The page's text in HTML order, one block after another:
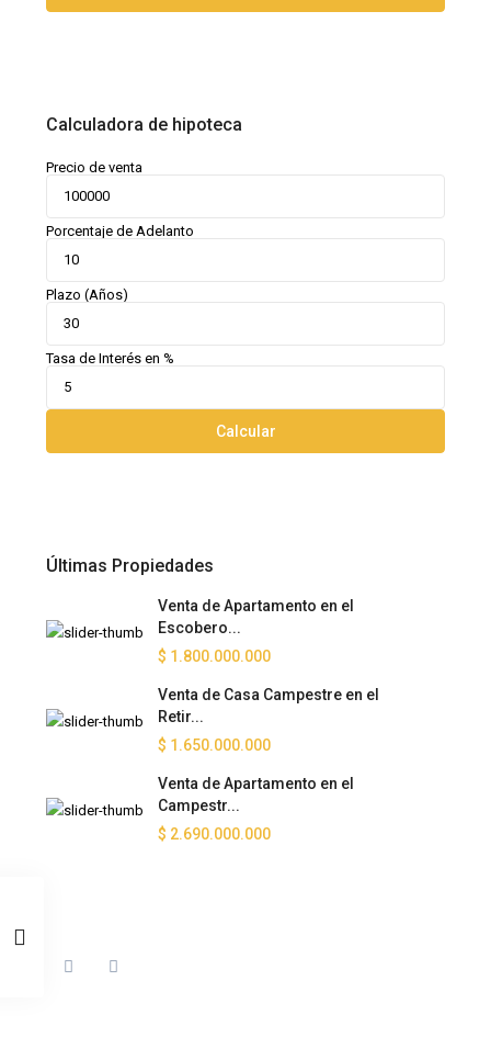
Calculadora de hipoteca
Precio de venta
Porcentaje de Adelanto
Plazo (Años)
Tasa de Interés en %
Calcular
Últimas Propiedades
Venta de Apartamento en el
Escobero...
$ 1.800.000.000
Venta de Casa Campestre en el
Retir...
$ 1.650.000.000
Venta de Apartamento en el
Campestr...
$ 2.690.000.000